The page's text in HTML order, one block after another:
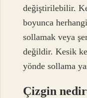
değiştirilebilir.
boyunca
sollamak veya
değildir. Kesik
yönde sollama
Çizgin nedir